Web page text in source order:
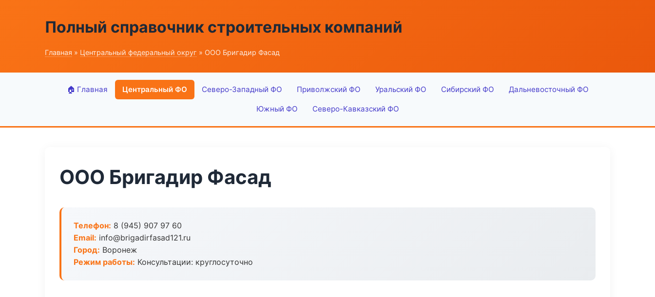
Полный справочник строительных компаний
Главная » Центральный федеральный округ » ООО Бригадир Фасад
🏠 Главная Центральный ФО Северо-Западный ФО Приволжский ФО Уральский ФО Сибирский ФО Дальневосточный ФО
Южный ФО Северо-Кавказский ФО
ООО Бригадир Фасад
Телефон: 8 (945) 907 97 60
Email: info@brigadirfasad121.ru
Город: Воронеж
Режим работы: Консультации: круглосуточно